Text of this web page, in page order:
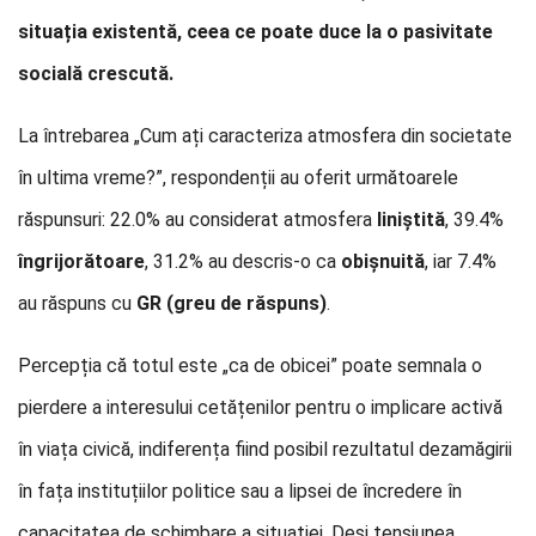
situația existentă, ceea ce poate duce la o pasivitate
socială crescută.
La întrebarea „Cum ați caracteriza atmosfera din societate
în ultima vreme?”, respondenții au oferit următoarele
răspunsuri: 22.0% au considerat atmosfera liniștită, 39.4%
îngrijorătoare, 31.2% au descris-o ca obișnuită, iar 7.4%
au răspuns cu GR (greu de răspuns).
Percepția că totul este „ca de obicei” poate semnala o
pierdere a interesului cetățenilor pentru o implicare activă
în viața civică, indiferența fiind posibil rezultatul dezamăgirii
în fața instituțiilor politice sau a lipsei de încredere în